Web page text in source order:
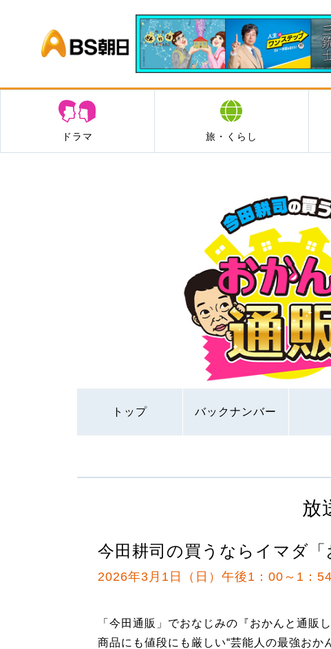
BS朝日
ドラマ 旅・くらし
トップ バックナンバー
放
今田耕司の買うならイマダ「
2026年3月1日（日）午後1：00～1：54
「今田通販」でおなじみの『おかんと通販
商品にも値段にも厳しい“芸能人の最強おか